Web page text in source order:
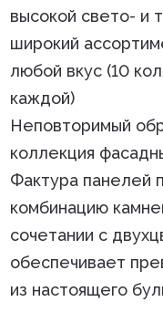
высокой свето- и
широкий
любой вкус (10
каждой)
Неповторимый
коллекция
Фактура панелей
комбинацию
сочетании с
обеспечивает
из настоящего